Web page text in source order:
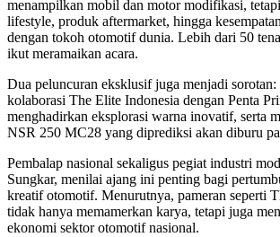
menampilkan mobil dan motor modifikasi,
lifestyle, produk aftermarket, hingga
dengan tokoh otomotif dunia. Lebih dari 50
ikut meramaikan acara.
Dua peluncuran eksklusif juga menjadi
kolaborasi The Elite Indonesia dengan Penta
menghadirkan eksplorasi warna inovatif, serta
NSR 250 MC28 yang diprediksi akan diburu
Pembalap nasional sekaligus pegiat industri
Sungkar, menilai ajang ini penting bagi
kreatif otomotif. Menurutnya, pameran seperti
tidak hanya memamerkan karya, tetapi juga
ekonomi sektor otomotif nasional.